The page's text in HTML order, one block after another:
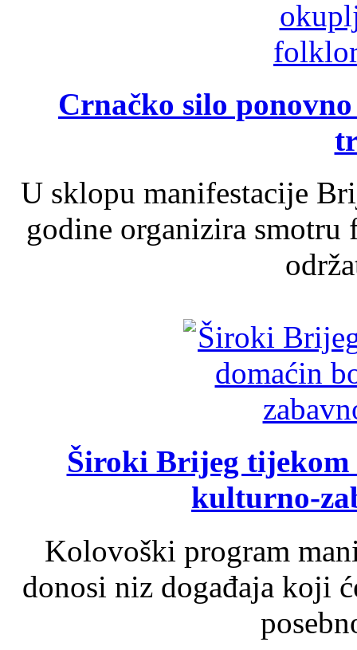
Crnačko silo
U sklopu manifestacije
godine organizira
Široki Brijeg tijekom
kulturno-
Kolovoški program
donosi niz događaja koji